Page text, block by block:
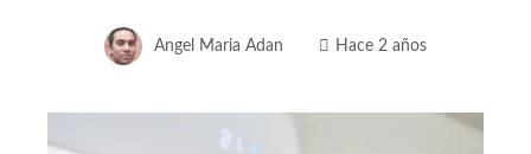
Angel Maria Adan Hace 2 años